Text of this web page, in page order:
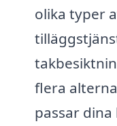
olika typer
flera
passar